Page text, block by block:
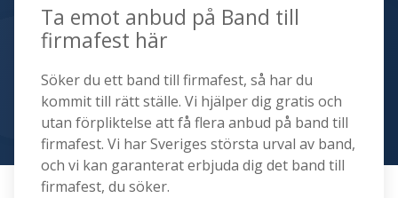
Ta emot anbud på Band till
firmafest här
Söker du ett band till firmafest, så har du
kommit till rätt ställe. Vi hjälper dig gratis och
utan förpliktelse att få flera anbud på band till
firmafest. Vi har Sveriges största urval av band,
och vi kan garanterat erbjuda dig det band till
firmafest, du söker.